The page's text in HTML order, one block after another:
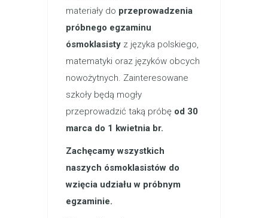
materiały do przeprowadzenia
próbnego egzaminu
ósmoklasisty z języka polskiego,
matematyki oraz języków obcych
nowożytnych. Zainteresowane
szkoły będą mogły
przeprowadzić taką próbę od 30
marca do 1 kwietnia br.
Zachęcamy wszystkich
naszych ósmoklasistów do
wzięcia udziału w próbnym
egzaminie.